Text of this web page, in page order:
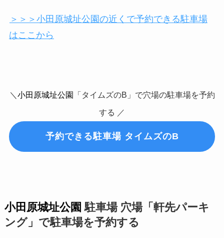
＞＞＞小田原城址公園の近くで予約できる駐車場
はここから
＼ 小田原城址公園 「タイムズのB」で穴場の駐車場を予約
する ／
予約できる駐車場 タイムズのB
小田原城址公園 駐車場 穴場「軒先パーキ
ング」で駐車場を予約する